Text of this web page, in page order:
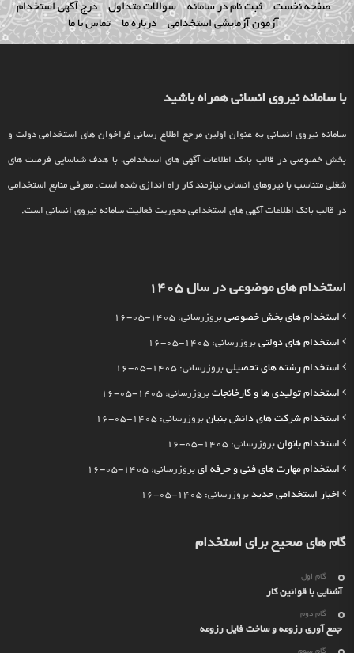
صفحه نخست ثبت نام در سامانه سوالات متداول
درج آگهی استخدام
آزمون آزمایشی استخدامی
درباره ما تماس با ما
با سامانه نیروی انسانی همراه باشید
سامانه نیروی انسانی به عنوان اولین مرجع اطلاع رسانی فراخوان های استخدامی دولت و
بخش خصوصی در قالب بانک اطلاعات آگهی های استخدامی، با هدف شناسایی فرصت های
شغلی متناسب با نیروهای انسانی نیازمند کار راه اندازی شده است. معرفی منابع استخدامی
در قالب بانک اطلاعات آگهی های استخدامی محوریت فعالیت سامانه نیروی انسانی است.
استخدام های موضوعی در سال 1405
استخدام های بخش خصوصی بروزرسانی: 1405-05-16
استخدام های دولتی بروزرسانی: 1405-05-16
استخدام رشته های تحصیلی بروزرسانی: 1405-05-16
استخدام تولیدی ها و کارخانجات بروزرسانی: 1405-05-16
استخدام شرکت های دانش بنیان بروزرسانی: 1405-05-16
استخدام بانوان بروزرسانی: 1405-05-16
استخدام مهارت های فنی و حرفه ای بروزرسانی: 1405-05-16
اخبار استخدامی جدید بروزرسانی: 1405-05-16
گام های صحیح برای استخدام
گام اول
آشنایی با قوانین کار
گام دوم
جمع آوری رزومه و ساخت فایل رزومه